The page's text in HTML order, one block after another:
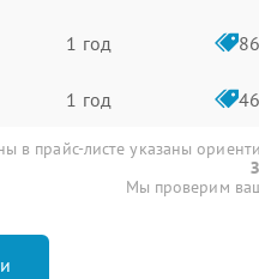
1 год
1 год
в прайс-листе указаны
Мы проверим